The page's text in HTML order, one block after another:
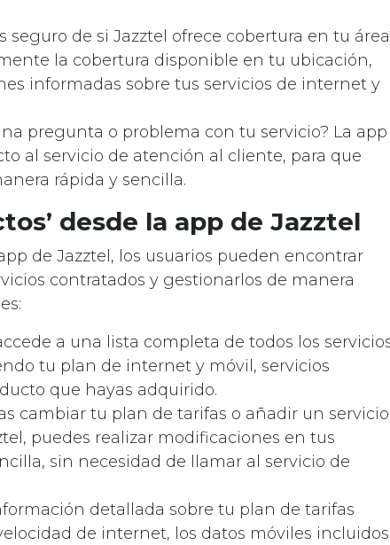
seguro de si Jazztel ofrece cobertura en tu
la cobertura disponible en tu ubicación,
informadas sobre tus servicios de internet y
pregunta o problema con tu servicio? La app
al servicio de atención al cliente, para que
rápida y sencilla.
desde la app de Jazztel
de Jazztel, los usuarios pueden encontrar
contratados y gestionarlos de manera
a una lista completa de todos los
tu plan de internet y móvil, servicios
que hayas adquirido.
cambiar tu plan de tarifas o añadir un servicio
puedes realizar modificaciones en tus
sin necesidad de llamar al servicio de
detallada sobre tu plan de tarifas
de internet, los datos móviles